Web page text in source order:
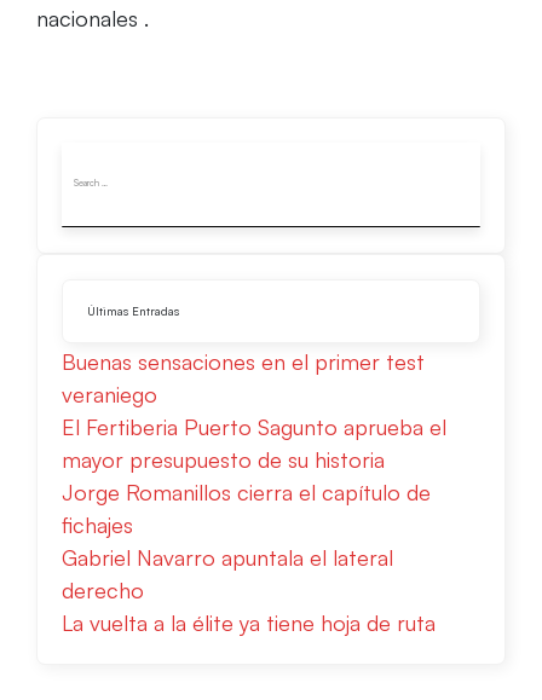
nacionales .
Últimas Entradas
Buenas sensaciones en el primer test
veraniego
El Fertiberia Puerto Sagunto aprueba el
mayor presupuesto de su historia
Jorge Romanillos cierra el capítulo de
fichajes
Gabriel Navarro apuntala el lateral
derecho
La vuelta a la élite ya tiene hoja de ruta